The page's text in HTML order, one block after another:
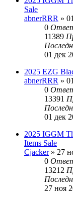
Sale
abnerRRR »
0
11389
01 дек
2025 EZG
abnerRRR »
0
13391
01 дек
2025 IGGM
Items Sale
Cjacker» 27
0
13212
27 ноя